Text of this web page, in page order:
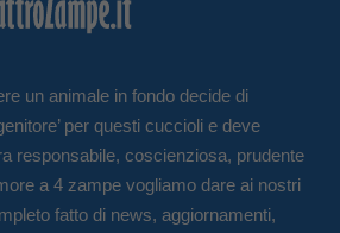
un animale in fondo decide di
per questi cuccioli e deve
responsabile, coscienziosa, prudente
a 4 zampe vogliamo dare ai nostri
fatto di news, aggiornamenti,